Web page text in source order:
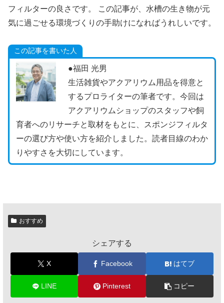
フィルターの良さです。 この記事が、水槽の生き物が元
気に過ごせる環境づくりの手助けになればうれしいです。
この記事を書いた人
●福田 光男
生活雑貨やアクアリウム用品を得意と
するプロライターの筆者です。今回は
アクアリウムショップのスタッフや飼
育者へのリサーチと取材をもとに、スポンジフィルタ
ーの選び方や使い方を紹介しました。読者目線のわか
りやすさを大切にしています。
おすすめ
シェアする
X Facebook はてブ
LINE Pinterest コピー